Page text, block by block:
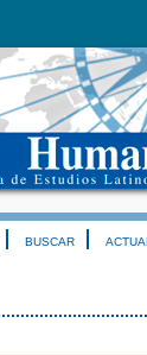
BUSCAR ACTUAL